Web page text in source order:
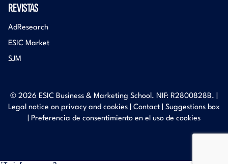
REVISTAS
AdResearch
ESIC Market
SJM
© 2026 ESIC Business & Marketing School. NIF: R2800828B. |
Legal notice on privacy and cookies
Contact
Suggestions box
Preferencia de consentimiento en el uso de cookies